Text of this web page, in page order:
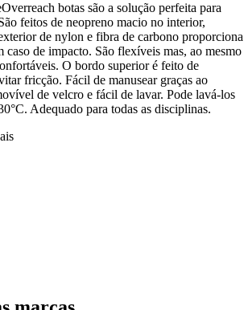
botas são a solução perfeita para
feitos de neopreno macio no interior,
de nylon e fibra de carbono proporciona
caso de impacto. São flexíveis mas, ao mesmo
O bordo superior é feito de
fricção. Fácil de manusear graças ao
de velcro e fácil de lavar. Pode lavá-los
Adequado para todas as disciplinas.